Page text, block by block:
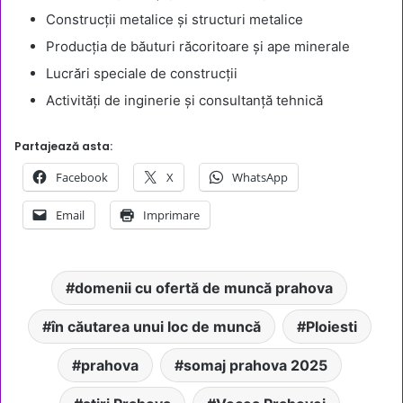
Construcții metalice și structuri metalice
Producția de băuturi răcoritoare și ape minerale
Lucrări speciale de construcții
Activități de inginerie și consultanță tehnică
Partajează asta:
Facebook X WhatsApp
Email Imprimare
domenii cu ofertă de muncă prahova
în căutarea unui loc de muncă Ploiesti
prahova somaj prahova 2025